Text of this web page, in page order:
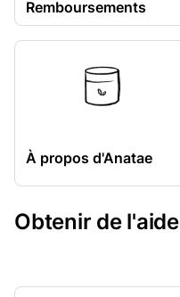
Remboursements
À propos d'Anatae
Obtenir de l'aide